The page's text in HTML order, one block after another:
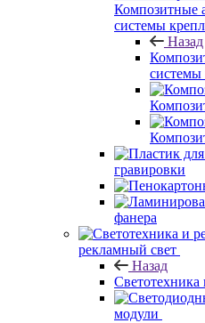
Композитные
системы
Назад
системы
гравировки
фанера
рекламный свет
Назад
модули